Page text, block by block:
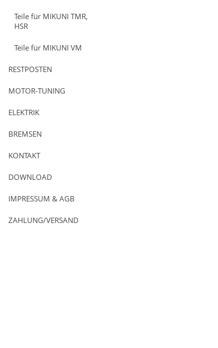
Teile für MIKUNI TMR,
HSR
Teile für MIKUNI VM
RESTPOSTEN
MOTOR-TUNING
ELEKTRIK
BREMSEN
KONTAKT
DOWNLOAD
IMPRESSUM & AGB
ZAHLUNG/VERSAND